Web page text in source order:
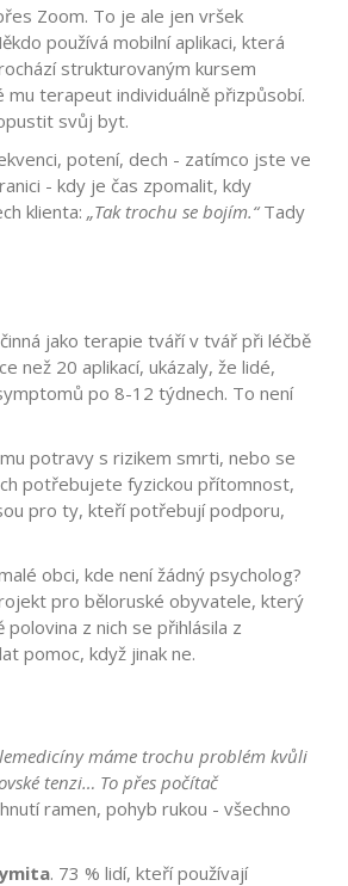
Zoom. To je ale jen vršek
používá mobilní aplikaci, která
strukturovaným kursem
terapeut individuálně přizpůsobí.
svůj byt.
potení, dech - zatímco jste ve
- kdy je čas zpomalit, kdy
klienta: „Tak trochu se bojím.“Tady
jako terapie tváří v tvář při léčbě
než 20 aplikací, ukázaly, že lidé,
po 8-12 týdnech. To není
potravy s rizikem smrti, nebo se
potřebujete fyzickou přítomnost,
pro ty, kteří potřebují podporu,
obci, kde není žádný psycholog?
pro běloruské obyvatele, který
z nich se přihlásila z
pomoc, když jinak ne.
máme trochu problém kvůli
tenzi… To přes počítač
ramen, pohyb rukou - všechno
. 73 % lidí, kteří používají